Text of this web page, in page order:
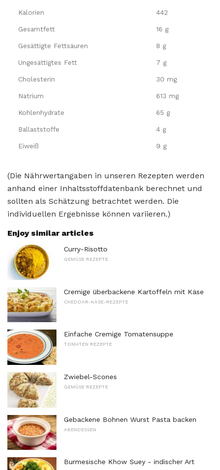
Kalorien 442
Gesamtfett 16 g
Gesättigte Fettsäuren 8 g
Ungesättigtes Fett 7 g
Cholesterin 30 mg
Natrium 613 mg
Kohlenhydrate 65 g
Ballaststoffe 4 g
Eiweiß 9 g
(Die Nährwertangaben in unseren Rezepten werden
anhand einer Inhaltsstoffdatenbank berechnet und
sollten als Schätzung betrachtet werden. Die
individuellen Ergebnisse können variieren.)
Enjoy similar articles
Curry-Risotto
GEMÜSE REZEPTE
Cremige überbackene Kartoffeln mit Käse
CHEDDAR-KÄSE-REZEPTE
Einfache Cremige Tomatensuppe
TOMATEN REZEPTE
Zwiebel-Scones
GEMÜSE REZEPTE
Gebackene Bohnen Wurst Pasta backen
ABENDESSEN
Burmesische Khow Suey - indischer Art